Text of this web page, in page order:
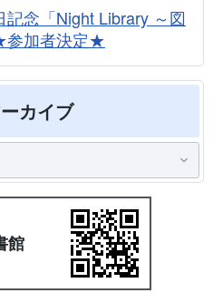
記念「Night Library ～図
参加者決定★
カイブ
館